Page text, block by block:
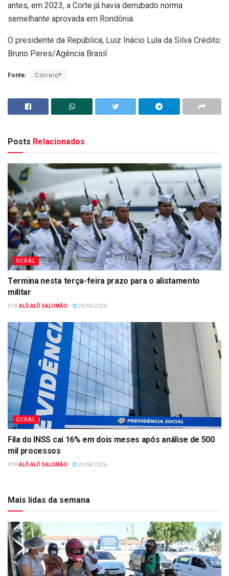
antes, em 2023, a Corte já havia derrubado norma
semelhante aprovada em Rondônia.
O presidente da República, Luiz Inácio Lula da Silva Crédito:
Bruno Peres/Agência Brasil
Fonte: Correio*
Posts Relacionados
GERAL
Termina nesta terça-feira prazo para o alistamento
militar
PORALÔ ALÔ SALOMÃO 29/06/2026
GERAL
Fila do INSS cai 16% em dois meses após análise de 500
mil processos
PORALÔ ALÔ SALOMÃO 29/04/2026
Mais lidas da semana